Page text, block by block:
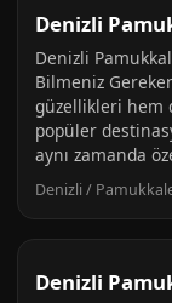
Denizli
Denizli
Bilmeniz
güzellikleri hem
popüler
aynı zamanda
Denizli /
Denizli